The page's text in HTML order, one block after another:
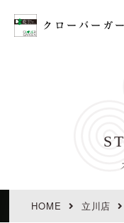
HOME 立川店